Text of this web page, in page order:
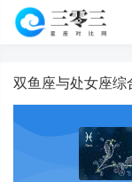
双鱼座与处女座综